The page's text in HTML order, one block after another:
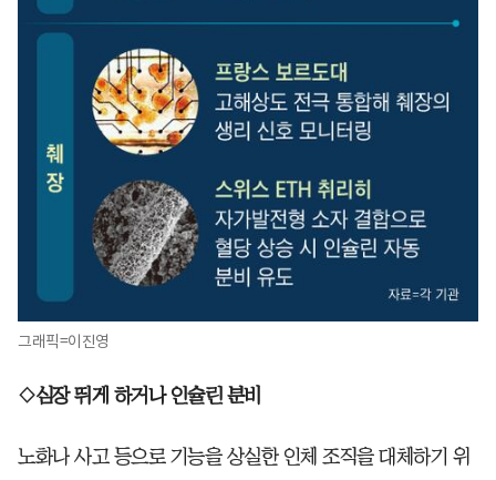
그래픽=이진영
◇심장 뛰게 하거나 인슐린 분비
노화나 사고 등으로 기능을 상실한 인체 조직을 대체하기 위